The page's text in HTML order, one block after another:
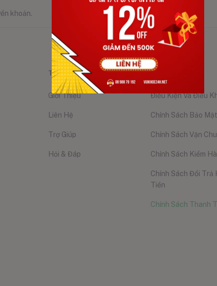
khoản.
THÔNG TIN
Giới Thiệu
Liên Hệ
Trợ Giúp
Hỏi & Đáp
NGƯỜI DÙNG
Điều Kiện Và Điều
Chính Sách Bảo Mật
Chính Sách Vận
Chính Sách Kiểm
Chính Sách Đổi Trả
Tiền
Chính Sách Thanh